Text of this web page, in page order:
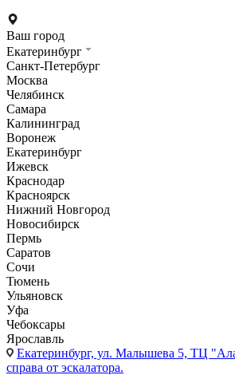
Ваш город
Екатеринбург
Санкт-Петербург
Москва
Челябинск
Самара
Калининград
Воронеж
Екатеринбург
Ижевск
Краснодар
Красноярск
Нижний Новгород
Новосибирск
Пермь
Саратов
Сочи
Тюмень
Ульяновск
Уфа
Чебоксары
Ярославль
Екатеринбург, ул. Малышева 5, ТЦ
справа от эскалатора.